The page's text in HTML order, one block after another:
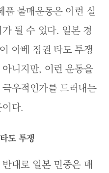
품 불매운동은 이런 실
될 수 있다. 일본 경
아베 정권 타도 투쟁
니지만, 이런 운동을
우적인가를 드러내는
다.
도 투쟁
대로 일본 민중은 매